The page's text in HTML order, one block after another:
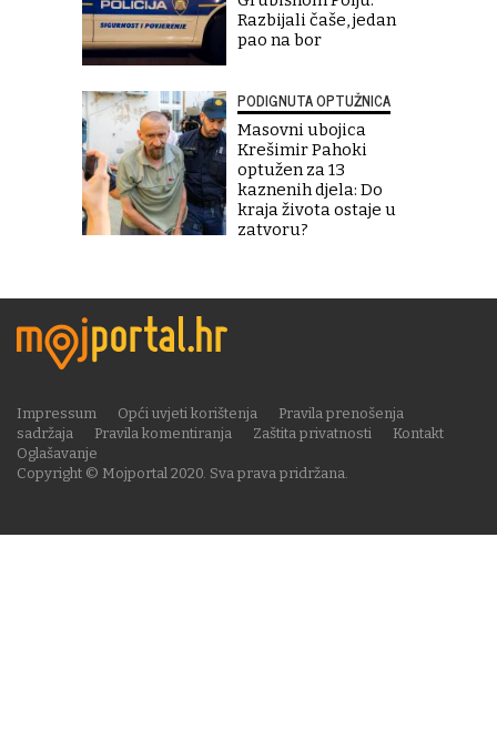
Razbijali čaše, jedan
pao na bor
PODIGNUTA OPTUŽNICA
Masovni ubojica
Krešimir Pahoki
optužen za 13
kaznenih djela: Do
kraja života ostaje u
zatvoru?
Copyright © Mojportal 2020. Sva prava pridržana.
Impressum Opći uvjeti korištenja
Pravila prenošenja
sadržaja
Pravila komentiranja Zaštita privatnosti
Kontakt
Oglašavanje